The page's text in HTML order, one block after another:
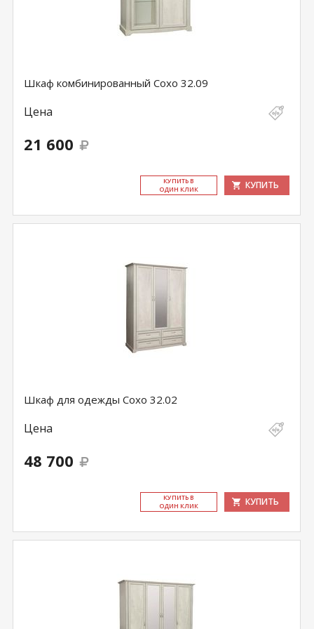
Шкаф комбинированный Сохо 32.09
Цена
21 600
КУ­ПИТЬ В
ОДИН КЛИК
КУПИТЬ
Шкаф для одежды Сохо 32.02
Цена
48 700
КУ­ПИТЬ В
ОДИН КЛИК
КУПИТЬ